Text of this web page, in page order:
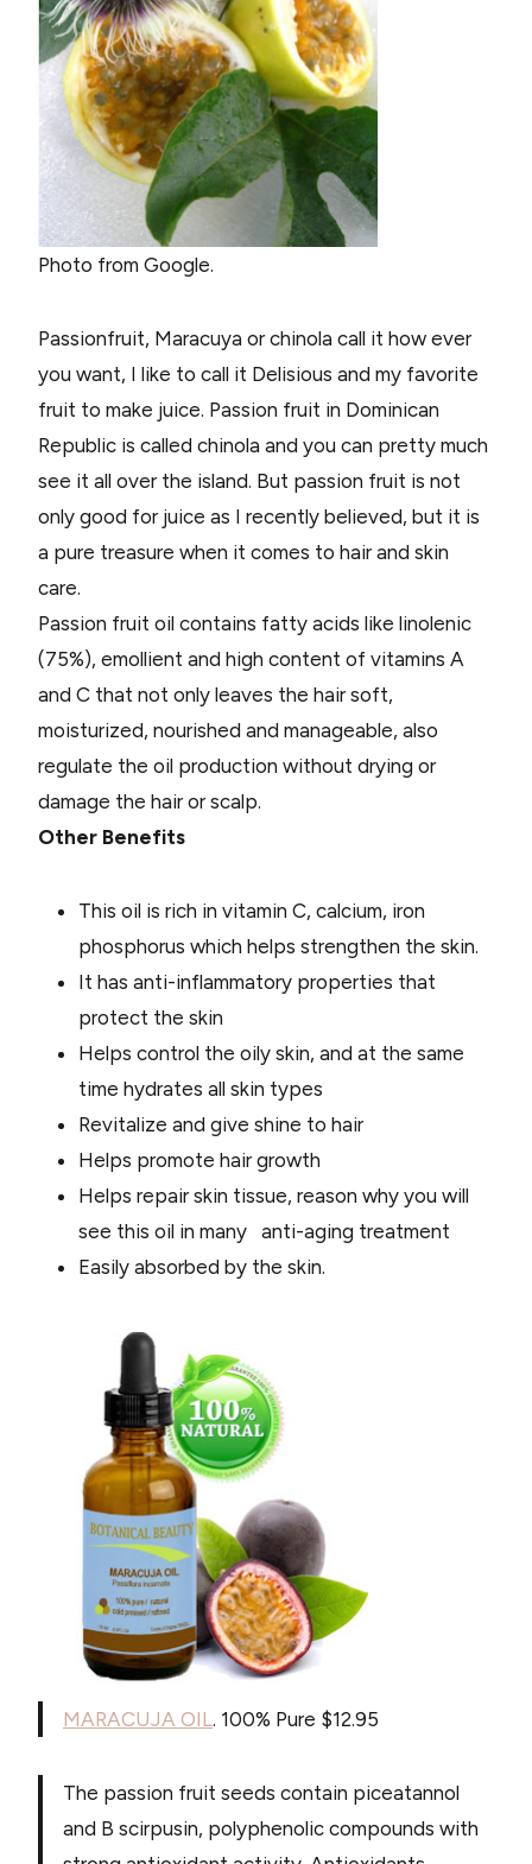
Photo from Google.
Passionfruit, Maracuya or chinola call it how ever
you want, I like to call it Delisious and my favorite
fruit to make juice. Passion fruit in Dominican
Republic is called chinola and you can pretty much
see it all over the island. But passion fruit is not
only good for juice as I recently believed, but it is
a pure treasure when it comes to hair and skin
care.
Passion fruit oil contains fatty acids like linolenic
(75%), emollient and high content of vitamins A
and C that not only leaves the hair soft,
moisturized, nourished and manageable, also
regulate the oil production without drying or
damage the hair or scalp.
Other Benefits
This oil is rich in vitamin C, calcium, iron
phosphorus which helps strengthen the skin.
It has anti-inflammatory properties that
protect the skin
Helps control the oily skin, and at the same
time hydrates all skin types
Revitalize and give shine to hair
Helps promote hair growth
Helps repair skin tissue, reason why you will
see this oil in many anti-aging treatment
Easily absorbed by the skin.
MARACUJA OIL. 100% Pure $12.95
The passion fruit seeds contain piceatannol
and B scirpusin, polyphenolic compounds with